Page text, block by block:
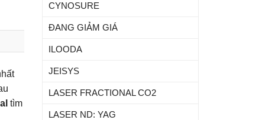
tìm
CYNOSURE
ĐANG GIẢM GIÁ
ILOODA
JEISYS
LASER FRACTIONAL CO2
LASER ND: YAG